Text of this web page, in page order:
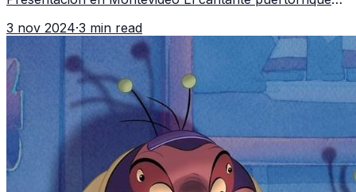
la noche del 31
3 nov 2024·3 min read